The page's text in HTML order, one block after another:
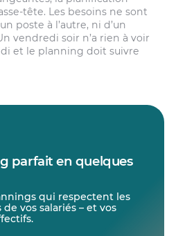
tête. Les besoins ne sont
poste à l’autre, ni d’un
vendredi soir n’a rien à voir
et le planning doit suivre
parfait en quelques
qui respectent les
vos salariés – et vos